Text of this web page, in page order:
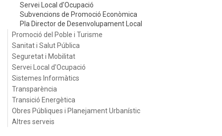
Servei Local d'Ocupació
Subvencions de Promoció Econòmica
Pla Director de Desenvolupament Local
Promoció del Poble i Turisme
Sanitat i Salut Pública
Seguretat i Mobilitat
Servei Local d'Ocupació
Sistemes Informàtics
Transparència
Transició Energètica
Obres Públiques i Planejament Urbanístic
Altres serveis